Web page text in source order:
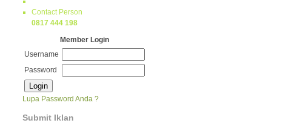
Contact Person
0817 444 198
Member Login
Username
Password
Lupa Password Anda ?
Submit Iklan